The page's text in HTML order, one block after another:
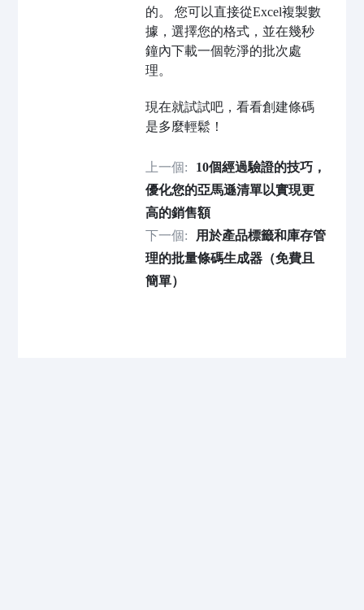
的。 您可以直接從Excel複製數
據，選擇您的格式，並在幾秒
鐘內下載一個乾淨的批次處
理。
現在就試試吧，看看創建條碼
是多麼輕鬆！
上一個:
10個經過驗證的技巧，
優化您的亞馬遜清單以實現更
高的銷售額
下一個:
用於產品標籤和庫存管
理的批量條碼生成器（免費且
簡單）